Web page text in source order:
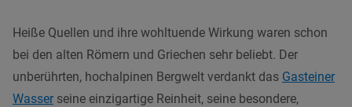
Heiße Quellen und ihre wohltuende Wirkung waren schon
bei den alten Römern und Griechen sehr beliebt. Der
unberührten, hochalpinen Bergwelt verdankt das Gasteiner
Wasser seine einzigartige Reinheit, seine besondere,